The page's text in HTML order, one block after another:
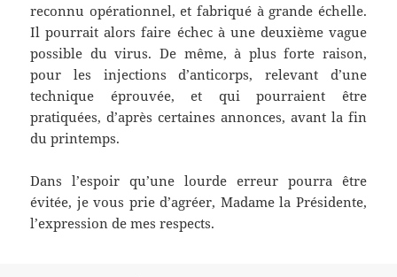
reconnu opérationnel, et fabriqué à grande échelle.
Il pourrait alors faire échec à une deuxième vague
possible du virus. De même, à plus forte raison,
pour les injections d’anticorps, relevant d’une
technique éprouvée, et qui pourraient être
pratiquées, d’après certaines annonces, avant la fin
du printemps.
Dans l’espoir qu’une lourde erreur pourra être
évitée, je vous prie d’agréer, Madame la Présidente,
l’expression de mes respects.